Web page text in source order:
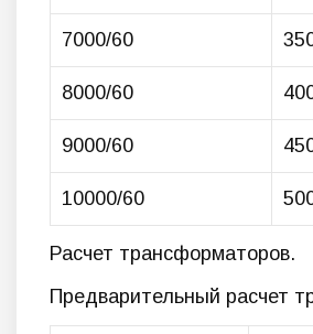
7000/60
8000/60
9000/60
10000/60
Расчет трансформаторов.
Предварительный расчет